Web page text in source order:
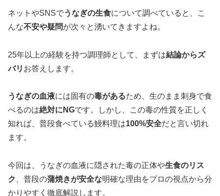
ネットやSNSでうなぎの生食について調べていると、こ
んな不安や疑問が次々と湧いてきますよね。
25年以上の経験を持つ調理師として、まずは結論からズ
バリ お答えします。
うなぎの血液には固有の毒があるため、生のまま刺身で食
べるのは絶対にNGです。しかし、この毒の性質を正しく
知れば、普段食べている鰻料理は100%安全だと言い切れ
ます。
今回は、うなぎの血液に隠された毒の正体や生食のリス
ク
、普段の蒲焼きが安全な明確な理由をプロの視点から分
かりやすく徹底解説します。